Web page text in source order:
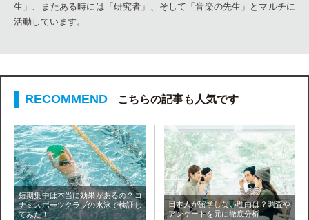
生」、またある時には「研究者」、そして「音楽の先生」とマルチに
活動しています。
こちらの記事も人気です
短期集中は本当に効果があるの？コ
ナミスポーツクラブの水泳で検証し
てみた！
日本人が留学しない理由は？調査や
アンケートを元に徹底分析！